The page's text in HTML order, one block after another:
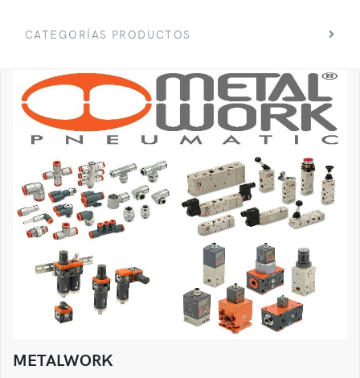
CATEGORÍAS PRODUCTOS
METALWORK